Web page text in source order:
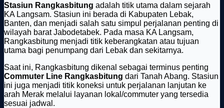
Stasiun Rangkasbitung adalah titik utama dalam sejarah
KA Langsam. Stasiun ini berada di Kabupaten Lebak,
Banten, dan menjadi salah satu simpul perjalanan penting di
wilayah barat Jabodetabek. Pada masa KA Langsam,
Rangkasbitung menjadi titik keberangkatan atau tujuan
utama bagi penumpang dari Lebak dan sekitarnya.
Saat ini, Rangkasbitung dikenal sebagai terminus penting
Commuter Line Rangkasbitung dari Tanah Abang. Stasiun
ini juga menjadi titik koneksi untuk perjalanan lanjutan ke
arah Merak melalui layanan lokal/commuter yang tersedia
sesuai jadwal.